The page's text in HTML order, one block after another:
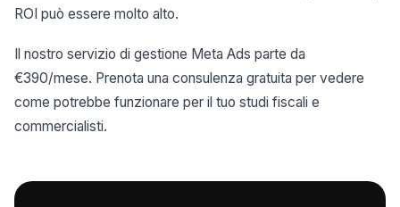
ROI può essere molto alto.
Il nostro servizio di gestione Meta Ads parte da
€390/mese. Prenota una consulenza gratuita per vedere
come potrebbe funzionare per il tuo studi fiscali e
commercialisti.